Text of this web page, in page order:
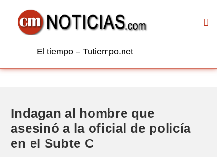
El tiempo – Tutiempo.net
Indagan al hombre que
asesinó a la oficial de policía
en el Subte C